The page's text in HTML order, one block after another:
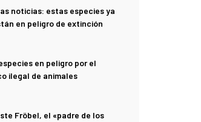
noticias: estas especies ya
en peligro de extinción
en peligro por el
ilegal de animales
Fröbel, el «padre de los